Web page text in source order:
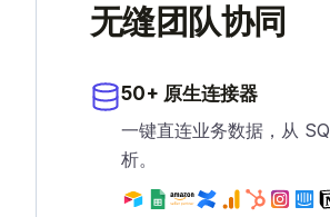
无缝团队协同
50+ 原生连接器
一键直连业务数据，从
析。